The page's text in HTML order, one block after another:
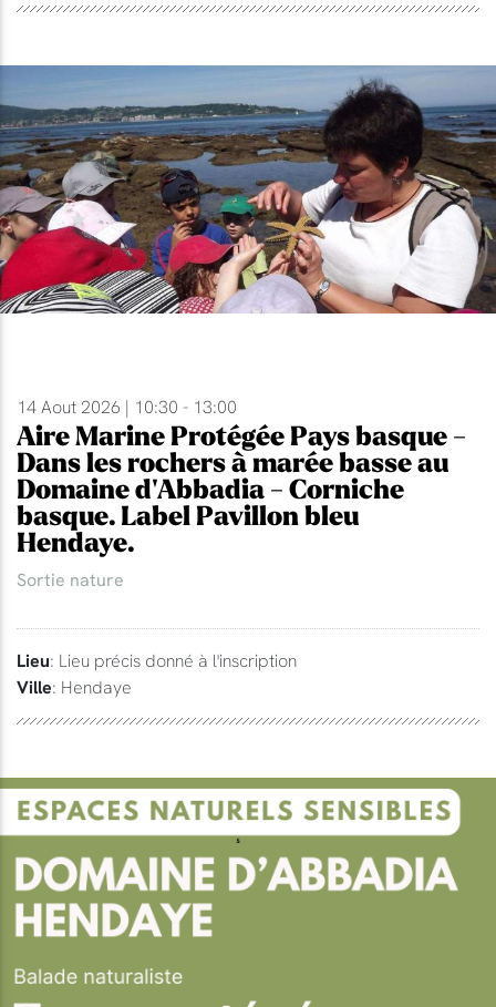
14 Aout 2026 | 10:30 - 13:00
Aire Marine Protégée Pays basque -
Dans les rochers à marée basse au
Domaine d'Abbadia - Corniche
basque. Label Pavillon bleu
Hendaye.
Sortie nature
Lieu: Lieu précis donné à l'inscription
Ville: Hendaye